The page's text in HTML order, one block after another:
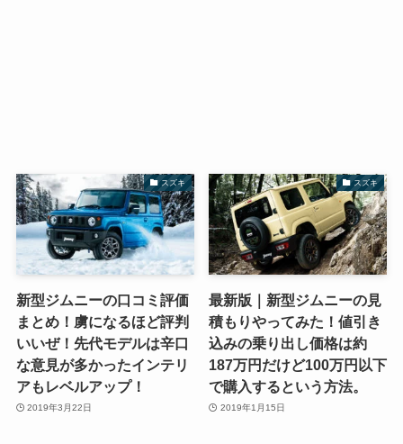
スズキ
新型ジムニーの口コミ評価
まとめ！虜になるほど評判
いいぜ！先代モデルは辛口
な意見が多かったインテリ
アもレベルアップ！
2019年3月22日
スズキ
最新版｜新型ジムニーの見
積もりやってみた！値引き
込みの乗り出し価格は約
187万円だけど100万円以下
で購入するという方法。
2019年1月15日